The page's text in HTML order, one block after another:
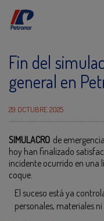
Fin del
general en
29 OCTUBRE 2025
SIMULACRO de
hoy han finalizado
incidente ocurrido en una
coque.
El suceso está ya
personales, materiales